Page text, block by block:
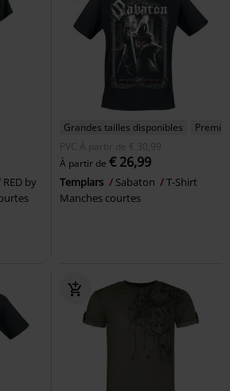
RED by
Grandes tailles disponibles
PVC
À partir de € 30,99
À partir de € 26,99
Templars Sabaton
T-Shirt
Manches courtes